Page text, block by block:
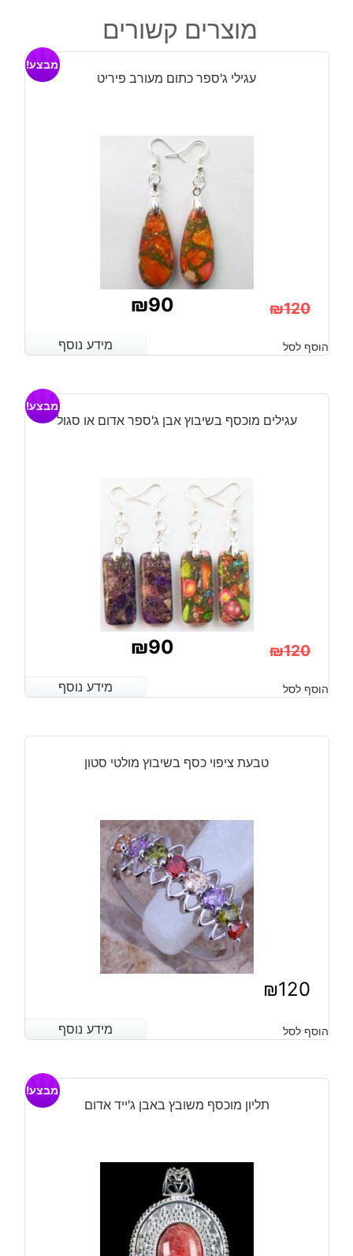
מוכסף
בשיבוץ
ג'ספר
מוצרים קשורים
עגילי ג'ספר כתום מעורב פיריט
מבצע!
₪120
המקורי
היה:
₪120.
₪90
הנוכחי
הוא:
₪90.
מידע נוסף הוסף לסל מידע נוסף
עגילים מוכסף בשיבוץ אבן ג'ספר אדום או סגול
מבצע!
₪120
המקורי
היה:
₪120.
₪90
הנוכחי
הוא:
מידע נוסף הוסף לסל מידע נוסף
טבעת ציפוי כסף בשיבוץ מולטי סטון
₪120
מידע נוסף הוסף לסל מידע נוסף
תליון מוכסף משובץ באבן ג'ייד אדום
מבצע!